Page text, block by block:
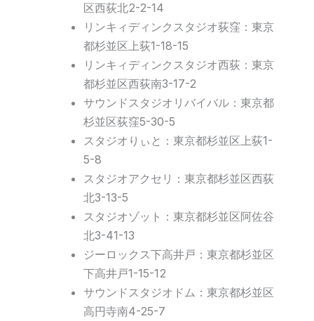
区西荻北2-2-14
リンキィディンクスタジオ荻窪：東京
都杉並区上荻1-18-15
リンキィディンクスタジオ西荻：東京
都杉並区西荻南3-17-2
サウンドスタジオリバイバル：東京都
杉並区荻窪5-30-5
スタジオりぃと：東京都杉並区上荻1-
5-8
スタジオアクセリ：東京都杉並区西荻
北3-13-5
スタジオゾット：東京都杉並区阿佐谷
北3-41-13
ジーロックス下高井戸：東京都杉並区
下高井戸1-15-12
サウンドスタジオドム：東京都杉並区
高円寺南4-25-7